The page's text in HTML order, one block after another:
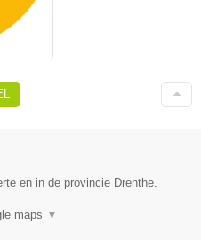
en in de provincie Drenthe.
maps ▼